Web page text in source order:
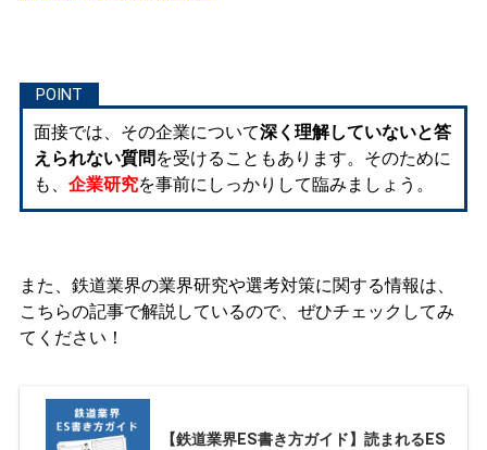
面接では、その企業について深く理解していないと答
えられない質問 を受けることもあります。そのために
も、 企業研究を事前にしっかりして臨みましょう。
また、鉄道業界の業界研究や選考対策に関する情報は、
こちらの記事で解説しているので、ぜひチェックしてみ
てください！
【鉄道業界ES書き方ガイド】読まれるES